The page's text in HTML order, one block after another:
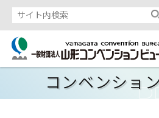
コンベンショ